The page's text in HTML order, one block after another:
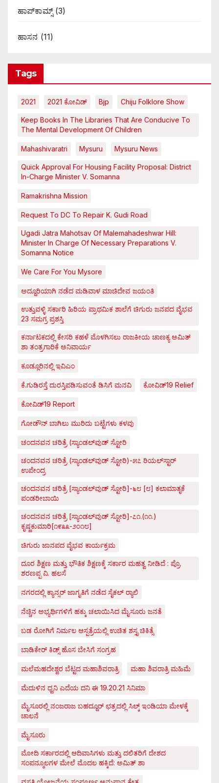
ಹಾಪ್‌ಕಾಮ್ಸ್‌(3)
ಹಾಸನ (11)
Tags
2021 2021 ಕೋವಿಡ್‌ Bjp Chiju Folklore Show
Keep Books In The Libraries That Are Conducive To
The Mental Development Of Children
Mahashivaratri Mysuru Mysuru News
Quick Approval For Housing Facility Proposal: District
In-Charge Minister V. Somanna
Ramakrishna Mission
Request To DC To Repair K. Gudi Road
Ugadi Jatra Mahotsav Of Malemahadeshwar Hill:
Minister In Charge Of Necessary Preparations V.
Somanna Notice
We Care For You Mysore
ಅದ್ದೂರಿಯಾಗಿ ನಡೆದ ಮಡಿವಾಳ ಮಾಚಿದೇವ ಜಯಂತಿ
ಉತ್ತುವಳ್ಳಿ ಸರ್ಕಾರಿ ಹಿರಿಯ ಪ್ರಾಥಮಿಕ ಶಾಲೆಗೆ ಚಿಗುರು ಜನಪದ ವೈಭವ
23 ಸಮಗ್ರ ಪ್ರಶಸ್ತಿ
ಕರ್ನಾಟಕದಲ್ಲಿ ಕೇಸರಿ ಕಹಳೆ ಮೊಳಗಿಸಲು ರಾಜಕೀಯ ಚಾಣಕ್ಯ ಅಮಿತ್
ಶಾ ತಂತ್ರಗಾರಿಕೆ ಅನಿವಾರ್ಯ
ಕೂಡ್ಲೂರಿನಲ್ಲಿ ಇವಿಎಂ
ಕೆ.ಗುಡಿರಸ್ತೆ ದುರಸ್ತಿಪಡಿಸುವಂತೆ ಡಿಸಿಗೆ ಮನವಿ ಕೋವಿಡ್‌19 Relief
ಕೋವಿಡ್‌19 Report
ಗೋಡೌನ್ ಬಾಗಿಲು ಮುರಿದು ಬಟ್ಟೆಗಳು ಕಳವು
ಚಂದನವನ ಚರಿತ್ರೆ (ಸ್ಯಾಂಡಲ್‌ವುಡ್ ಸ್ಟೋರಿ
ಚಂದನವನ ಚರಿತ್ರೆ (ಸ್ಯಾಂಡಲ್‌ವುಡ್ ಸ್ಟೋರಿ)-೫೭ ರಿಯಲ್‌ಸ್ಟಾರ್
ಉಪೇಂದ್ರ
ಚಂದನವನ ಚರಿತ್ರೆ [ಸ್ಯಾಂಡಲ್‌ವುಡ್ ಸ್ಟೋರಿ]-೬೮ [೮] ಕಲಾಮಾತೃಕೆ
ಪಂಡರೀಬಾಯಿ
ಚಂದನವನ ಚರಿತ್ರೆ [ಸ್ಯಾಂಡಲ್‌ವುಡ್ ಸ್ಟೋರಿ]-೭೧.(೧೧.)
ಕೃಷ್ಣಕುಮಾರಿ[೧೯೩೩-೨೦೧೮]
ಚಿಗುರು ಜಾನಪದ ವೈಭವ ಕಾರ್ಯಕ್ರಮ
ದೂರ ಶಿಕ್ಷಣ ಮತ್ತು ಭೌತಿಕ ಶಿಕ್ಷಣಕ್ಕೆ ಸರ್ಕಾರ ಮಹತ್ವ ನೀಡಿದೆ : ಪ್ರೊ.
ಶರಣಪ್ಪ ವಿ. ಹಲಸೆ
ನಗರದಲ್ಲಿ ಕ್ಯಾನ್ಸರ್ ಜಾಗೃತಿಗೆ ನಡೆದ ಸೈಕಲ್ ರ್‍ಯಾಲಿ
ನೆಚ್ಚಿನ ಅಭ್ಯರ್ಥಿಗಳಿಗೆ ಹಕ್ಕು ಚಲಾಯಿಸಿದ ಮೈಸೂರು ಜನತೆ
ಬಡ ರೋಗಿಗೆ ನಿರ್ಮಲ ಆಸ್ಪತ್ರೆಯಲ್ಲಿ ಉಚಿತ ಶಸ್ತೃ ಚಿಕಿತ್ಸೆ
ಬಾಡಿಕೇರ್ ಕಿಡ್ಸ್ ಹೊಸ ಬೇಸಿಗೆ ಸಂಗ್ರಹ
ಮಲೆಮಹದೇಶ್ವರ ಬೆಟ್ಟದ ಮಹಾಶಿವರಾತ್ರಿ ಮಹಾ ಶಿವರಾತ್ರಿ ಮಹಿಮೆ
ಮೆದುಳಿನ ಧ್ವನಿ ಎದೆಯ ದನಿ ಈ 19.20.21 ಸಿನಿಮಾ
ಮೈಸೂರಲ್ಲಿ ನಂಜರಾಜ ಬಹದ್ದೂರ್ ಛತ್ರದಲ್ಲಿ ಸಿಲ್ಕ್ ಇಂಡಿಯಾ ಮೇಳಕ್ಕೆ
ಚಾಲನೆ
ಮೈಸೂರು
ಮೋದಿ ಸರ್ಕಾರದಲ್ಲಿ ಆದಿವಾಸಿಗಳು ಮತ್ತು ದಲಿತರಿಗೆ ದೇಶದ
ಸಂಪನ್ಮೂಲಗಳ ಮೇಲೆ ಮೊದಲ ಹಕ್ಕಿದೆ: ಅಮಿತ್ ಶಾ